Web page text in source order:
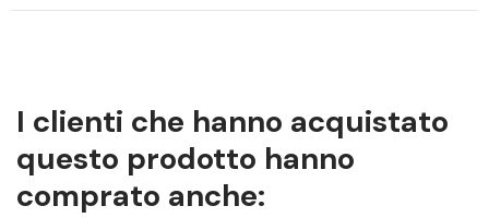
I clienti che hanno acquistato
questo prodotto hanno
comprato anche: